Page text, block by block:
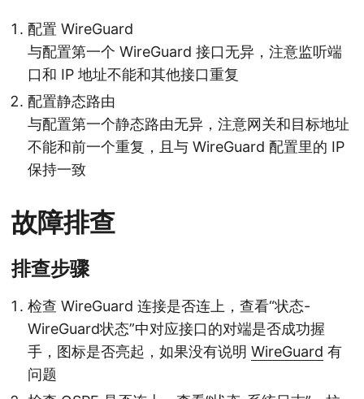
配置 WireGuard
与配置第一个 WireGuard 接口无异，注意监听端
口和 IP 地址不能和其他接口重复
配置静态路由
与配置第一个静态路由无异，注意网关和目标地址
不能和前一个重复，且与 WireGuard 配置里的 IP
保持一致
故障排查
排查步骤
检查 WireGuard 连接是否连上，查看“状态-
WireGuard状态”中对应接口的对端是否成功握
手，图标是否亮起，如果没有说明 WireGuard 有
问题